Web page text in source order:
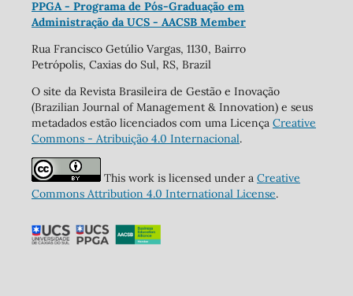
PPGA - Programa de Pós-Graduação em
Administração da UCS - AACSB Member
Rua Francisco Getúlio Vargas, 1130, Bairro
Petrópolis, Caxias do Sul, RS, Brazil
O site da Revista Brasileira de Gestão e Inovação
(Brazilian Journal of Management & Innovation) e seus
metadados estão licenciados com uma Licença Creative
Commons - Atribuição 4.0 Internacional.
This work is licensed under a Creative
Commons Attribution 4.0 International License.